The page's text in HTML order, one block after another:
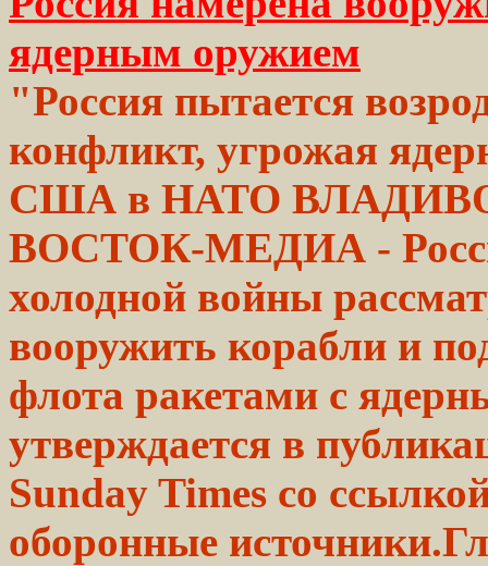
ядерным оружием
"Россия пытается
конфликт, угрожая
США в НАТО
ВОСТОК-МЕДИА -
холодной войны
вооружить корабли и
флота ракетами с
утверждается в
Sunday Times со
оборонные